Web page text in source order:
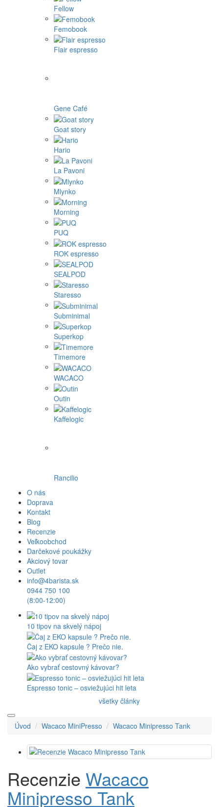
4Barista
9Barista
Aram coffee
Cafelat Robot
CAFFLANO
DF64
ecotree
EKO kapsule
Eureka
Fellow
Femobook
Flair espresso
Gene Café
Goat story
Hario
La Pavoni
Mlynko
Staresso
Subminimal
Timemore
WACACO
Outin
Kaffelogic
O nás
Kontakt
Blog
Veľkoobchod
Darčekové poukážky
Akciový tovar